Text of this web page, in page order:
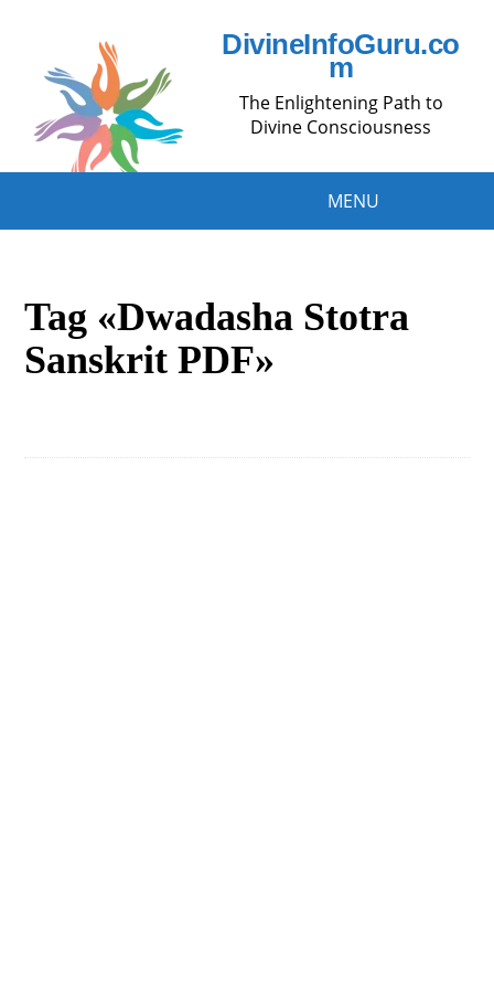
DivineInfoGuru.co
m
The Enlightening Path to
Divine Consciousness
MENU
Tag «Dwadasha Stotra
Sanskrit PDF»